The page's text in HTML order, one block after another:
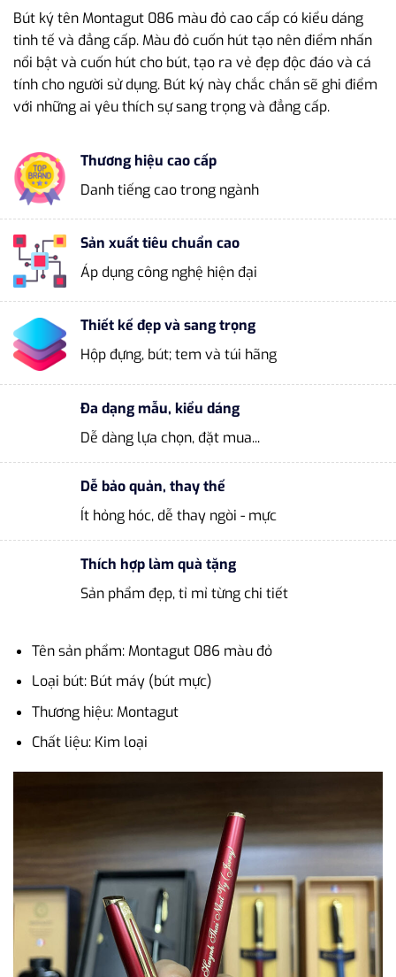
Bút ký tên Montagut 086 màu đỏ cao cấp có kiểu dáng
tinh tế và đẳng cấp. Màu đỏ cuốn hút tạo nên điểm nhấn
nổi bật và cuốn hút cho bút, tạo ra vẻ đẹp độc đáo và cá
tính cho người sử dụng. Bút ký này chắc chắn sẽ ghi điểm
với những ai yêu thích sự sang trọng và đẳng cấp.
Thương hiệu cao cấp
Danh tiếng cao trong ngành
Sản xuất tiêu chuẩn cao
Áp dụng công nghệ hiện đại
Thiết kế đẹp và sang trọng
Hộp đựng, bút; tem và túi hãng
Đa dạng mẫu, kiểu dáng
Dễ dàng lựa chọn, đặt mua...
Dễ bảo quản, thay thế
Ít hỏng hóc, dễ thay ngòi - mực
Thích hợp làm quà tặng
Sản phẩm đẹp, tỉ mỉ từng chi tiết
Tên sản phẩm: Montagut 086 màu đỏ
Loại bút: Bút máy (bút mực)
Thương hiệu: Montagut
Chất liệu: Kim loại